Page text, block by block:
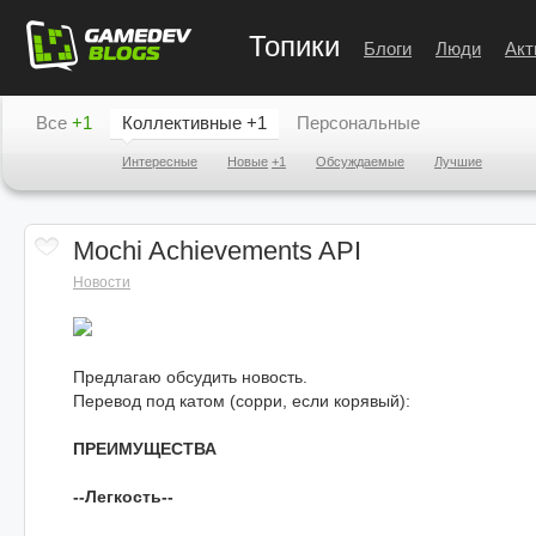
Топики Блоги Люди
Все +1 Коллективные +1
Интересные Новые +1 Обсуждаемые Лучшие
Персональные
Mochi Achievements API
Новости
Предлагаю обсудить новость.
Перевод под катом (сорри, если корявый):
ПРЕИМУЩЕСТВА
--Легкость--